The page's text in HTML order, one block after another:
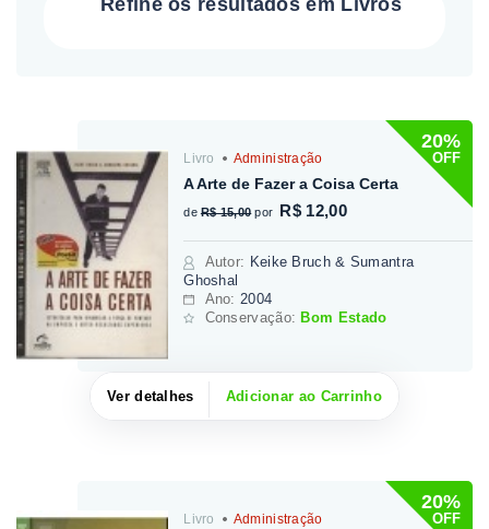
Refine os resultados em Livros
20%
OFF
Livro Administração
A Arte de Fazer a Coisa Certa
de R$ 15,00 por R$ 12,00
Autor: Keike Bruch & Sumantra
Ghoshal
Ano: 2004
Conservação:Bom Estado
Ver detalhes Adicionar ao Carrinho
20%
OFF
Livro Administração